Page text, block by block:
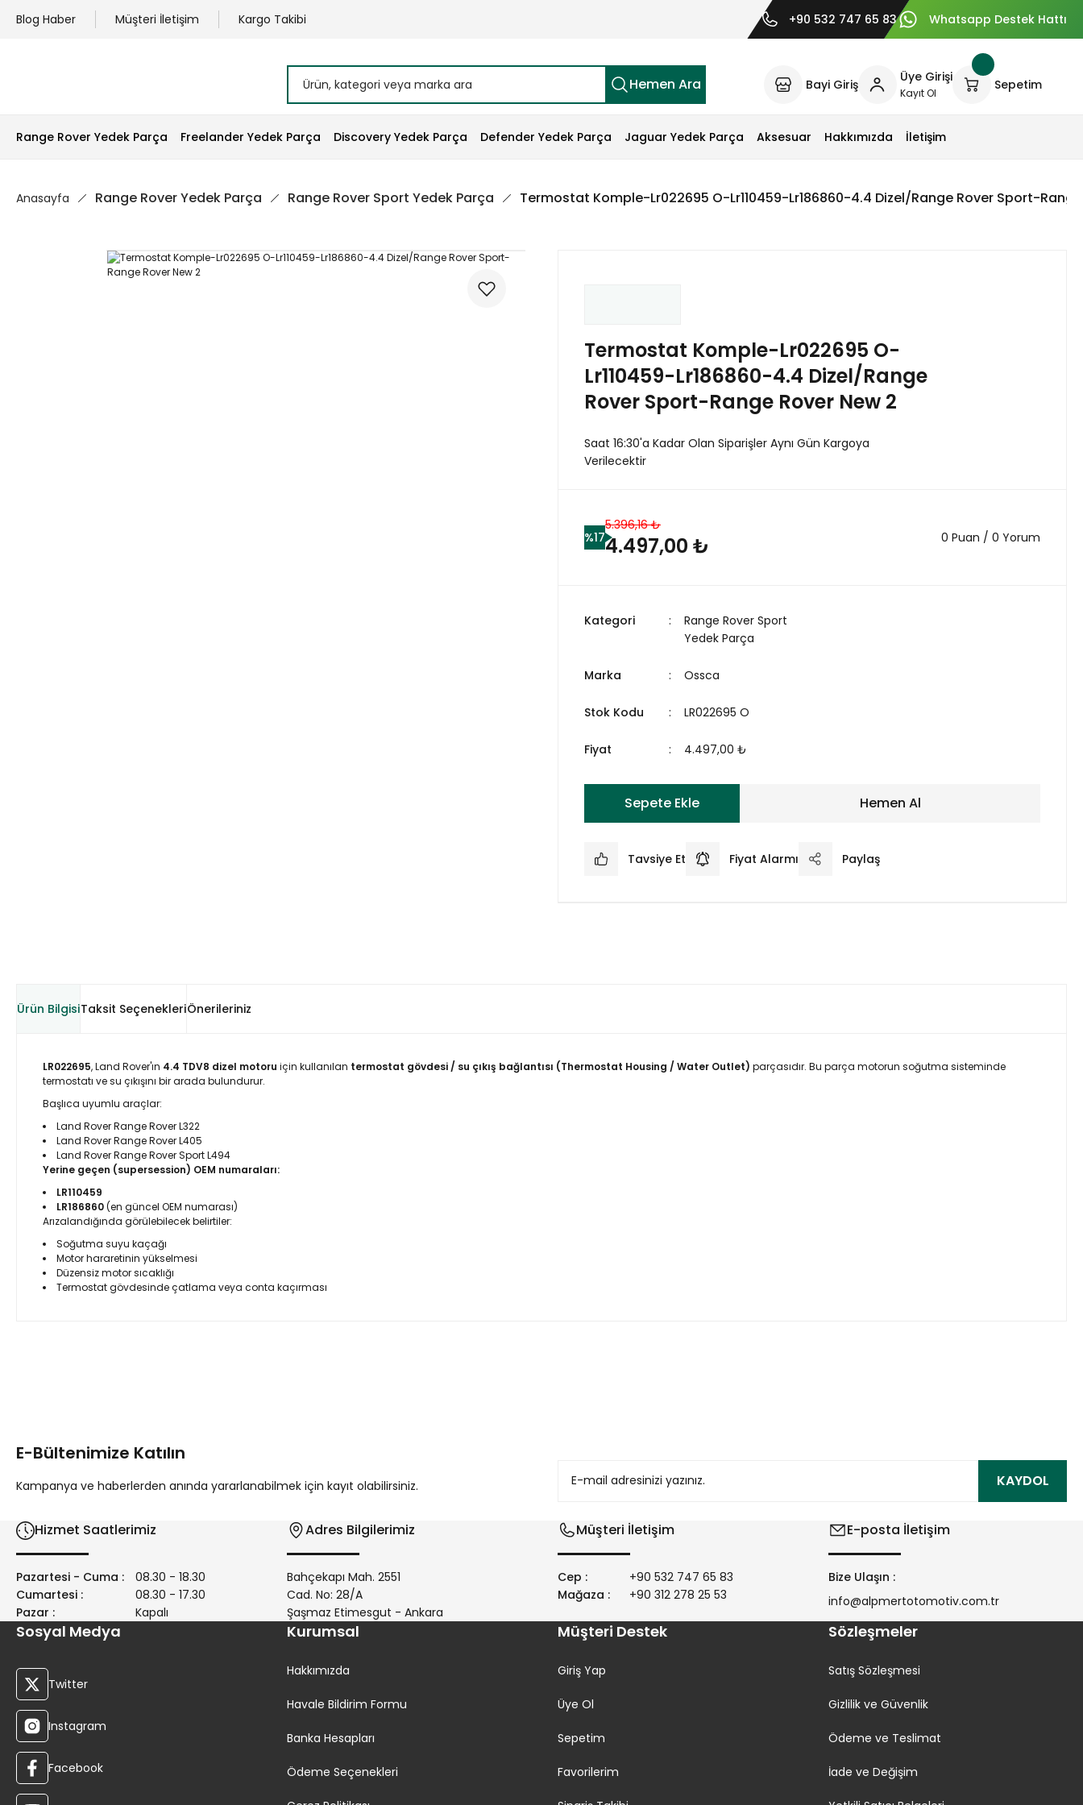
Blog Haber Müşteri İletişim Kargo Takibi +90 532 747 65 83 Whatsapp Destek Hattı
Hemen Ara Bayi Giriş Üye Girişi
Kayıt Ol
Sepetim
Range Rover Yedek Parça Freelander Yedek Parça Discovery Yedek Parça Defender Yedek Parça Jaguar Yedek Parça Aksesuar Hakkımızda İletişim
Anasayfa Range Rover Yedek Parça Range Rover Sport Yedek Parça Termostat Komple-Lr022695 O-Lr110459-Lr186860-4.4 Dizel/Range Rover Sport-
Termostat Komple-Lr022695 O-
Lr110459-Lr186860-4.4 Dizel/Range
Rover Sport-Range Rover New 2
Saat 16:30'a Kadar Olan Siparişler Aynı Gün Kargoya
Verilecektir
%17
5.396,16 ₺
4.497,00 ₺ 0 Puan / 0 Yorum
Kategori
Range Rover Sport
Yedek Parça
Marka Ossca
Stok Kodu LR022695 O
Fiyat 4.497,00 ₺
Sepete Ekle Hemen Al
Tavsiye Et Fiyat Alarmı Paylaş
Ürün BilgisiTaksit SeçenekleriÖnerileriniz
LR022695, Land Rover'ın 4.4 TDV8 dizel motoru için kullanılan termostat gövdesi / su çıkış bağlantısı (Thermostat Housing / Water Outlet) parçasıdır. Bu parça motorun soğutma sisteminde
termostatı ve su çıkışını bir arada bulundurur.
Başlıca uyumlu araçlar:
Land Rover Range Rover L322
Land Rover Range Rover L405
Land Rover Range Rover Sport L494
Yerine geçen (supersession) OEM numaraları:
LR110459
LR186860(en güncel OEM numarası)
Arızalandığında görülebilecek belirtiler:
Soğutma suyu kaçağı
Motor hararetinin yükselmesi
Düzensiz motor sıcaklığı
Termostat gövdesinde çatlama veya conta kaçırması
Ürün bilgilerinde hatalar bulunuyor.
E-Bültenimize Katılın
Kampanya ve haberlerden anında yararlanabilmek için kayıt olabilirsiniz. KAYDOL
Hizmet Saatlerimiz
Pazartesi - Cuma :
08.30 - 18.30
Cumartesi :
08.30 - 17.30
Pazar :
Kapalı
Adres Bilgilerimiz
Bahçekapı Mah. 2551
Cad. No: 28/A
Şaşmaz Etimesgut - Ankara
Müşteri İletişim
Cep :
+90 532 747 65 83
Mağaza :
+90 312 278 25 53
E-posta İletişim
Bize Ulaşın :
info@alpmertotomotiv.com.tr
Sosyal Medya
Twitter
Instagram
Facebook
Kurumsal
Hakkımızda
Havale Bildirim Formu
Banka Hesapları
Ödeme Seçenekleri
Müşteri Destek
Giriş Yap
Üye Ol
Sepetim
Favorilerim
Sözleşmeler
Satış Sözleşmesi
Gizlilik ve Güvenlik
Ödeme ve Teslimat
İade ve Değişim